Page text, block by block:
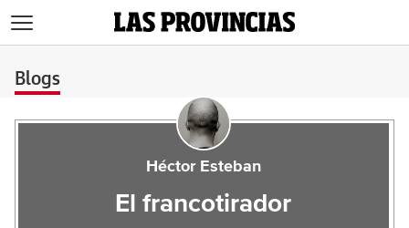
Blogs
Héctor Esteban
El francotirador